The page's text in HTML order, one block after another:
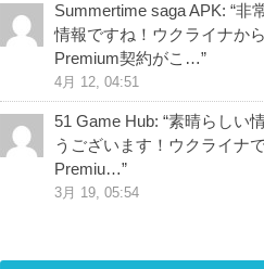
Summertime saga APK: “非
情報ですね！ウクライナか
Premium契約がこ…”
4月 12, 04:51
51 Game Hub: “素晴らしい
うございます！ウクライナ
Premiu…”
3月 19, 05:54